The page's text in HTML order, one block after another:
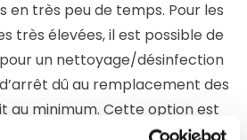
en très peu de temps. Pour les
très élevées, il est possible de
un nettoyage/désinfection
dû au remplacement des
au minimum. Cette option est
environnements où l’accès